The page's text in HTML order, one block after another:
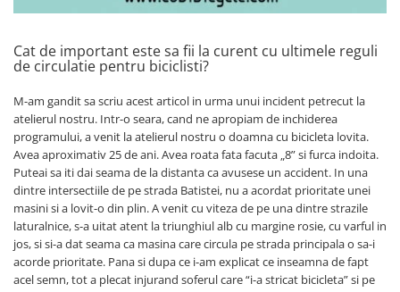
Cat de important este sa fii la curent cu ultimele reguli
de circulatie pentru biciclisti?
M-am gandit sa scriu acest articol in urma unui incident petrecut la
atelierul nostru. Intr-o seara, cand ne apropiam de inchiderea
programului, a venit la atelierul nostru o doamna cu bicicleta lovita.
Avea aproximativ 25 de ani. Avea roata fata facuta „8” si furca indoita.
Puteai sa iti dai seama de la distanta ca avusese un accident. In una
dintre intersectiile de pe strada Batistei, nu a acordat prioritate unei
masini si a lovit-o din plin. A venit cu viteza de pe una dintre strazile
laturalnice, s-a uitat atent la triunghiul alb cu margine rosie, cu varful in
jos, si si-a dat seama ca masina care circula pe strada principala o sa-i
acorde prioritate. Pana si dupa ce i-am explicat ce inseamna de fapt
acel semn, tot a plecat injurand soferul care “i-a stricat bicicleta” si pe